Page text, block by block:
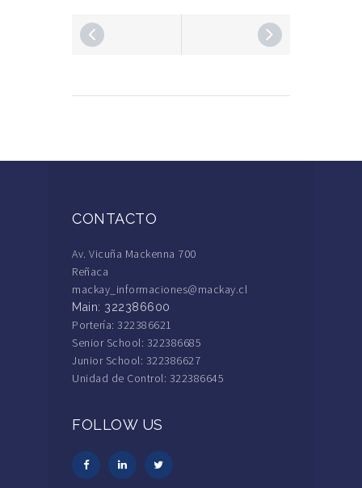
CONTACTO
Av. Vicuña Mackenna 700
Reñaca
mackay_informaciones@mackay.cl
Main: 322386600
Portería: 322386621
Senior School: 322386685
Junior School: 322386627
Unidad de Control: 322386645
FOLLOW US